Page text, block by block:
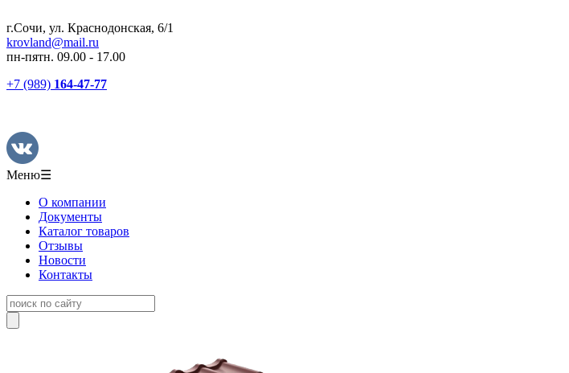
г.Сочи, ул. Краснодонская, 6/1
krovland@mail.ru
пн-пятн. 09.00 - 17.00
+7 (989) 164-47-77
Меню☰
О компании
Документы
Каталог товаров
Отзывы
Новости
Контакты